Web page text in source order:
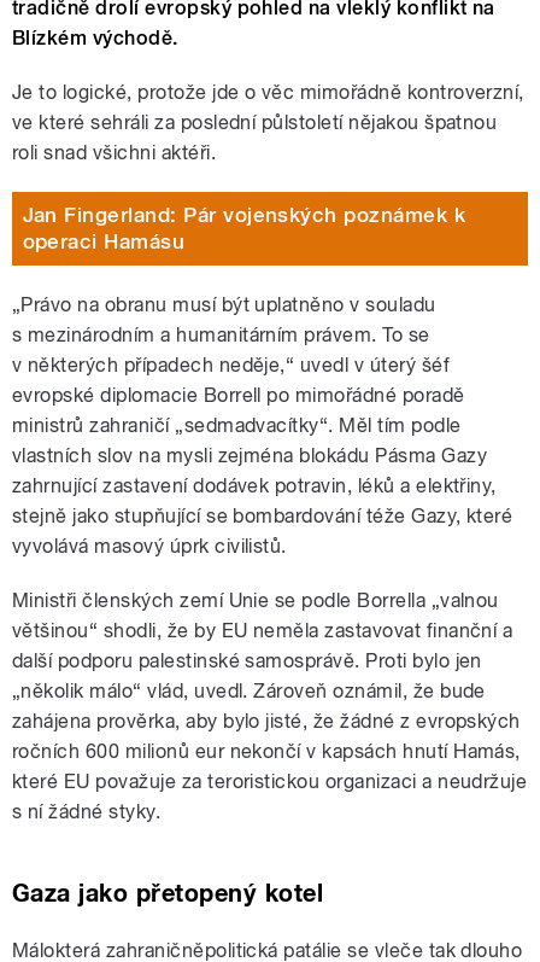
tradičně drolí evropský pohled na vleklý konflikt na
Blízkém východě.
Je to logické, protože jde o věc mimořádně kontroverzní,
ve které sehráli za poslední půlstoletí nějakou špatnou
roli snad všichni aktéři.
Jan Fingerland: Pár vojenských poznámek k
operaci Hamásu
„Právo na obranu musí být uplatněno v souladu
s mezinárodním a humanitárním právem. To se
v některých případech neděje,“ uvedl v úterý šéf
evropské diplomacie Borrell po mimořádné poradě
ministrů zahraničí „sedmadvacítky“. Měl tím podle
vlastních slov na mysli zejména blokádu Pásma Gazy
zahrnující zastavení dodávek potravin, léků a elektřiny,
stejně jako stupňující se bombardování téže Gazy, které
vyvolává masový úprk civilistů.
Ministři členských zemí Unie se podle Borrella „valnou
většinou“ shodli, že by EU neměla zastavovat finanční a
další podporu palestinské samosprávě. Proti bylo jen
„několik málo“ vlád, uvedl. Zároveň oznámil, že bude
zahájena prověrka, aby bylo jisté, že žádné z evropských
ročních 600 milionů eur nekončí v kapsách hnutí Hamás,
které EU považuje za teroristickou organizaci a neudržuje
s ní žádné styky.
Gaza jako přetopený kotel
Málokterá zahraničněpolitická patálie se vleče tak dlouho